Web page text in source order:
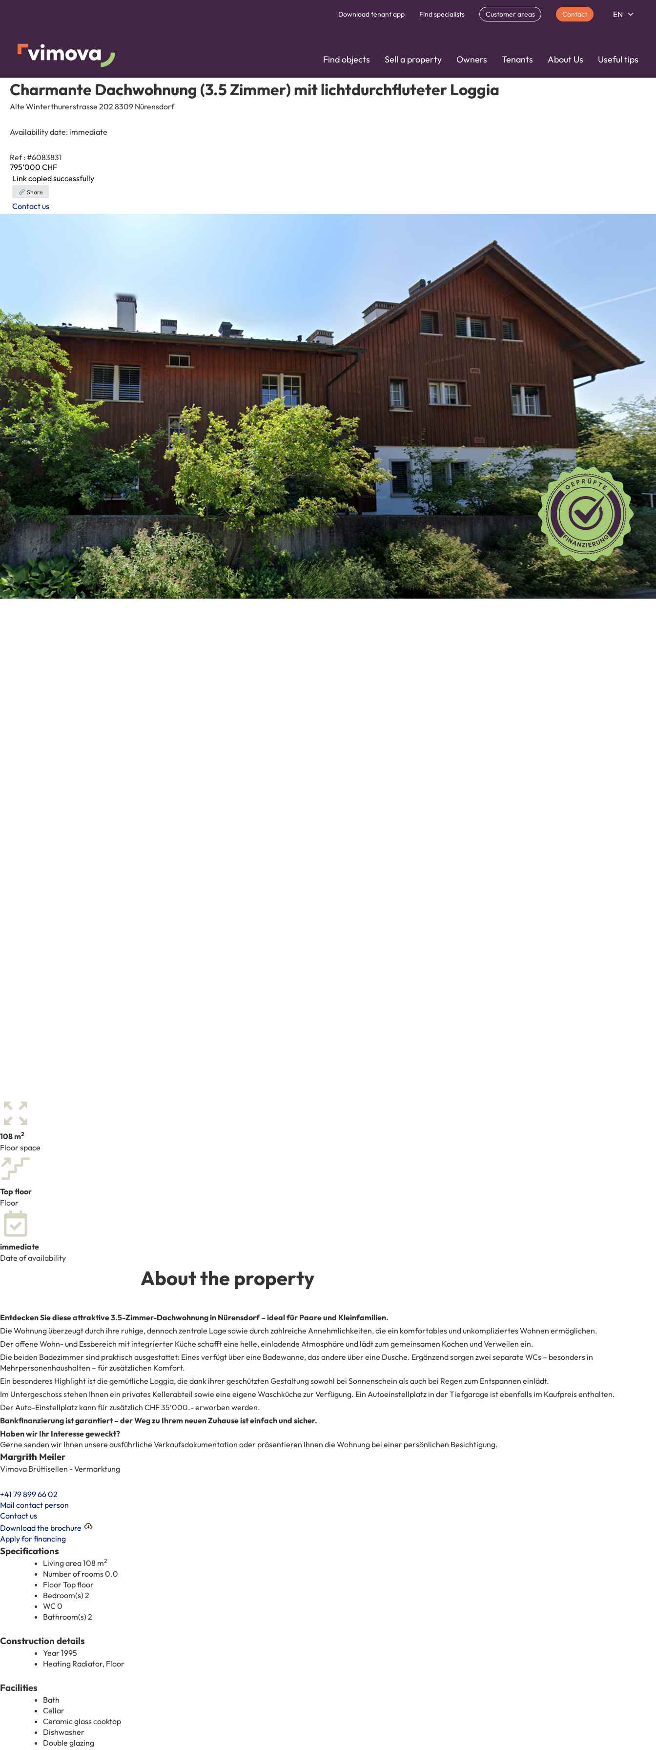
Download tenant app Find specialists Customer areas Contact EN
Find objects Sell a property Owners Tenants About Us Useful tips
Charmante Dachwohnung (3.5 Zimmer) mit lichtdurchfluteter Loggia
Alte Winterthurerstrasse 202 8309 Nürensdorf
Availability date: immediate
Ref : #6083831
795’000 CHF
Link copied successfully
Share
Contact us
108 m2
Floor space
Top floor
Floor
immediate
Date of availability
About the property
Entdecken Sie diese attraktive 3.5-Zimmer-Dachwohnung in Nürensdorf – ideal für Paare und Kleinfamilien.
Die Wohnung überzeugt durch ihre ruhige, dennoch zentrale Lage sowie durch zahlreiche Annehmlichkeiten, die ein komfortables und unkompliziertes Wohnen ermöglichen.
Der offene Wohn- und Essbereich mit integrierter Küche schafft eine helle, einladende Atmosphäre und lädt zum gemeinsamen Kochen und Verweilen ein.
Die beiden Badezimmer sind praktisch ausgestattet: Eines verfügt über eine Badewanne, das andere über eine Dusche. Ergänzend sorgen zwei separate WCs – besonders in
Mehrpersonenhaushalten – für zusätzlichen Komfort.
Ein besonderes Highlight ist die gemütliche Loggia, die dank ihrer geschützten Gestaltung sowohl bei Sonnenschein als auch bei Regen zum Entspannen einlädt.
Im Untergeschoss stehen Ihnen ein privates Kellerabteil sowie eine eigene Waschküche zur Verfügung. Ein Autoeinstellplatz in der Tiefgarage ist ebenfalls im Kaufpreis enthalten.
Der Auto-Einstellplatz kann für zusätzlich CHF 35’000.- erworben werden.
Bankfinanzierung ist garantiert – der Weg zu Ihrem neuen Zuhause ist einfach und sicher.
Haben wir Ihr Interesse geweckt?
Gerne senden wir Ihnen unsere ausführliche Verkaufsdokumentation oder präsentieren Ihnen die Wohnung bei einer persönlichen Besichtigung.
Margrith Meiler
Vimova Brüttisellen - Vermarktung
+41 79 899 66 02
Mail contact person
Contact us
Download the brochure
Apply for financing
Specifications
Living area108 m2
Number of rooms0.0
FloorTop floor
Bedroom(s) 2
WC0
Bathroom(s) 2
Construction details
Year1995
Heating Radiator, Floor
Facilities
Bath
Cellar
Ceramic glass cooktop
Dishwasher
Double glazing